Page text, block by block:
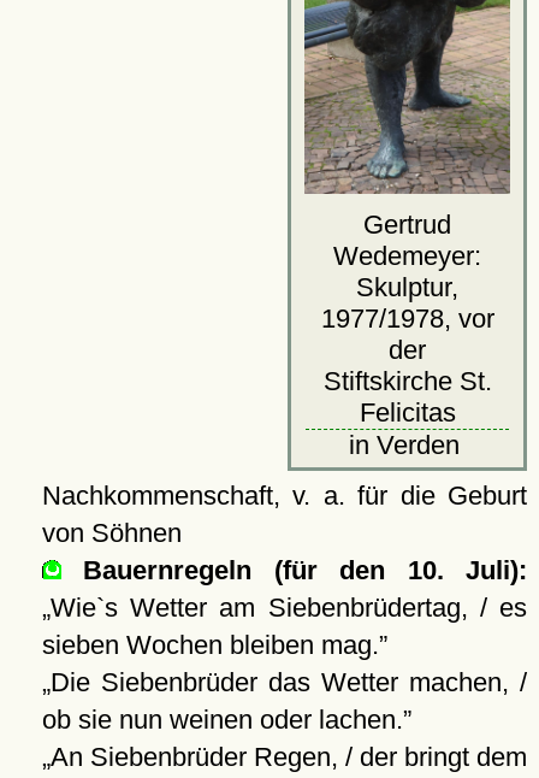
Gertrud
Wedemeyer:
Skulptur,
1977/1978, vor
der
Stiftskirche St.
Felicitas
in Verden
Nachkommenschaft, v. a. für die Geburt
von Söhnen
Bauernregeln (für den 10. Juli):
Wie`s Wetter am Siebenbrüdertag, / es
sieben Wochen bleiben mag.
Die Siebenbrüder das Wetter machen, /
ob sie nun weinen oder lachen.
An Siebenbrüder Regen, / der bringt dem